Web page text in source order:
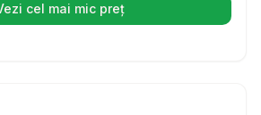
cel mai mic preț
(se deschide într-o filă nouă)